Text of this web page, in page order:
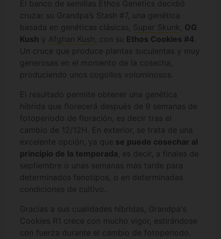
El banco de semillas Ethos Genetics decidió
cruzar su Grandpa’s Stash #7, una genética
basada en genéticas clásicas, Super Skunk, OG
Kush y Afghan Kush, con su Ethos Cookies #4.
Un cruce que produce plantas suculentas y muy
generosas en el momento de la cosecha,
produciendo unos cogollos voluminosos.
El resultado permite obtener una genética
híbrida que florecerá después de 9 semanas de
fotoperíodo de floración, es decir tras el
cambio de 12/12H. En exterior, se trata de una
excelente opción, ya que se puede cosechar al
principio de la temporada, es decir, a finales de
septiembre o unas semanas más tarde para
determinados fenotipos, o en determinadas
condiciones de cultivo.
Gracias a sus cualidades híbridas, Grandpa's
Cookies R1 crece con mucho vigor, estirándose
con fuerza durante el cambio de fotoperiodo.